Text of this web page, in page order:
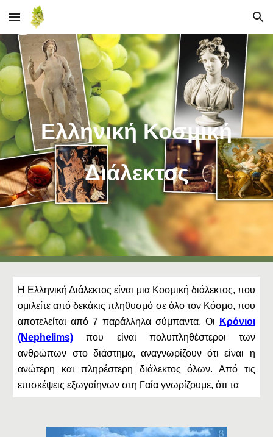
Skip to main content Skip to navigation
Ελληνική Κοσμική
Διάλεκτος
Η Eλληνική Διάλεκτος είναι μια Κοσμική διάλεκτος, που
ομιλείτε από δεκάκις πληθυσμό σε όλο τον Κόσμο, που
αποτελείται από 7 παράλληλα σύμπαντα. Οι
Κρόνιοι
(Nephelims) που είναι πολυπληθέστεροι των
ανθρώπων στο διάστημα, αναγνωρίζουν ότι είναι η
ανώτερη και πληρέστερη διάλεκτος όλων. Από τις
επισκέψεις εξωγαίηνων στη Γαία γνωρίζουμε, ότι τα